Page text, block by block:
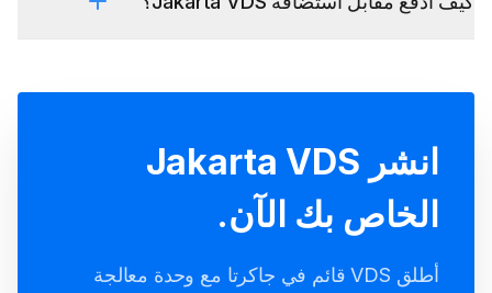
انشر Jakarta VDS
الخاص بك الآن.
أطلق VDS قائم في جاكرتا مع وحدة معالجة